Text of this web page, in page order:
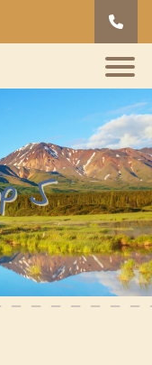
5